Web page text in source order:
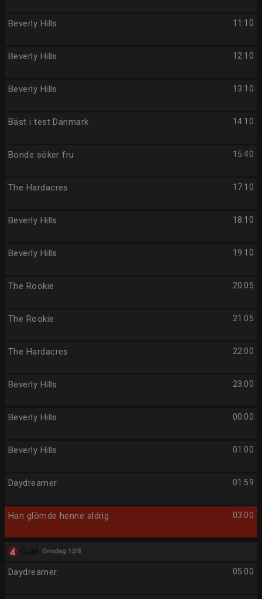
11:10
Beverly Hills
12:10
Beverly Hills
13:10
Beverly Hills
14:10
Bäst i test Danmark
15:40
Bonde söker fru
17:10
The Hardacres
18:10
Beverly Hills
19:10
Beverly Hills
20:05
The Rookie
21:05
The Rookie
22:00
The Hardacres
23:00
Beverly Hills
00:00
Beverly Hills
01:00
Beverly Hills
01:59
Daydreamer
03:00
Han glömde henne aldrig
Onsdag 12/8
05:00
Daydreamer